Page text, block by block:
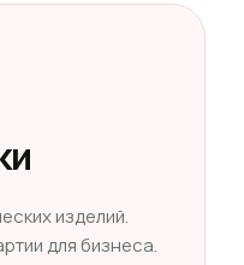
изделий.
для бизнеса.